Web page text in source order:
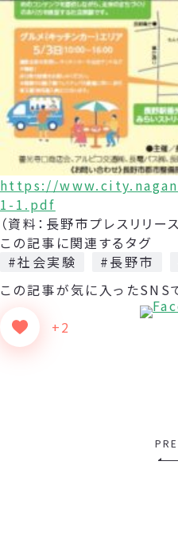
https://
1-1.pdf
（資料：長野市プレスリリース
この記事に関連するタグ
#社会実験
#長野市
この記事が気に入った
+2
SNS